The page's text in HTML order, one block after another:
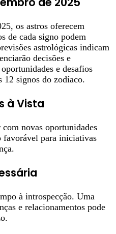
os astros oferecem
de cada signo podem
astrológicas indicam
decisões e
e desafios
12 signos do zodíaco.
à Vista
novas oportunidades
para iniciativas
à introspecção. Uma
e relacionamentos pode